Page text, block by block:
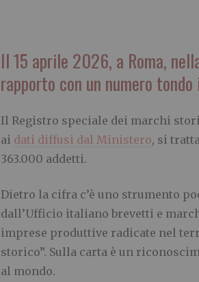
Il 15 aprile 2026, a Roma,
rapporto con un numero
Il Registro speciale dei marchi
ai dati diffusi dal Ministero, si
363.000 addetti.
Dietro la cifra c’è uno strumento
dall’Ufficio italiano brevetti e
imprese produttive radicate nel
storico”. Sulla carta è un
al mondo.